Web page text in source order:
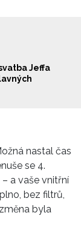
Jeffa
nastal čas
se 4.
a vaše vnitřní
bez filtrů,
byla